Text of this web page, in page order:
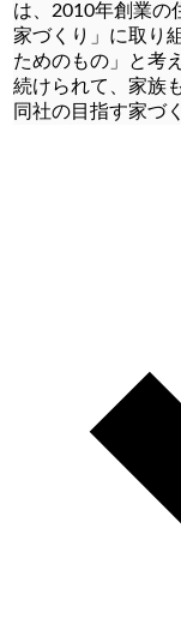
は、2010年創業の
家づくり」に取り
ためのもの」と考
続けられて、家族
同社の目指す家づ